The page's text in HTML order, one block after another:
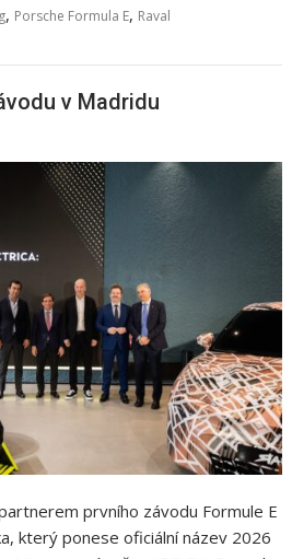
, Porsche Formula E, Raval
v Madridu
prvního závodu Formule E
který ponese oficiální název 2026